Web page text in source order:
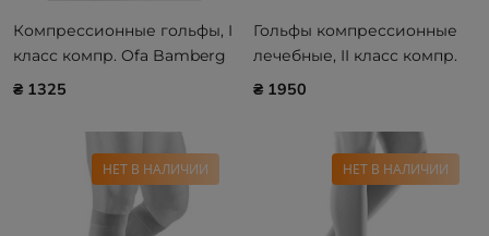
Компрессионные гольфы, I
класс компр. Ofa Bamberg
Max Medical
₴ 1325
Гольфы компрессионные
лечебные, II класс компр.
Medi mediven ELEGANCE, с
₴ 1950
НЕТ В НАЛИЧИИ НЕТ В НАЛИЧИИ